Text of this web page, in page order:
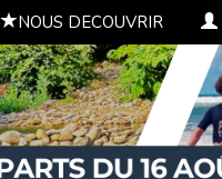
NOUS DECOUVRIR